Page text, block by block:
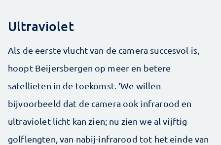
Ultraviolet
Als de eerste vlucht van de camera succesvol is,
hoopt Beijersbergen op meer en betere
satellieten in de toekomst. ‘We willen
bijvoorbeeld dat de camera ook infrarood en
ultraviolet licht kan zien; nu zien we al vijftig
golflengten, van nabij-infrarood tot het einde van